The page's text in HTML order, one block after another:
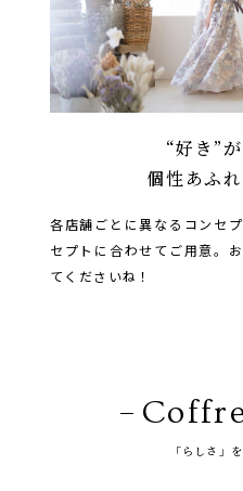
“好き”
個性あふ
各店舗ごとに異なるコンセ
セプトに合わせてご用意。
てくださいね！
「らしさ」